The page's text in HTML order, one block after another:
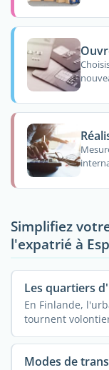
Simplifiez
l'expatrié à
Les quartiers
En Finlande,
tournent
Modes de